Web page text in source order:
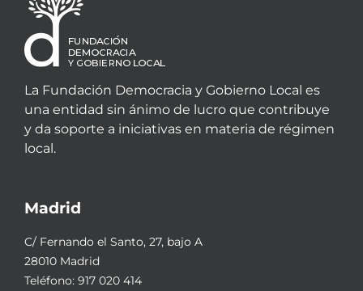
La Fundación Democracia y Gobierno Local es
una entidad sin ánimo de lucro que contribuye
y da soporte a iniciativas en materia de régimen
local.
Madrid
C/ Fernando el Santo, 27, bajo A
28010 Madrid
Teléfono: 917 020 414